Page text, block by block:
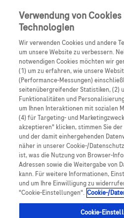
Skip to main content
Produkte
Es tut uns leid, aber es gibt keine
Über Roche
Impressum
Rechtliche Hinweise
Datenschutz
Cookie-Einstellungen
Verwendung von
Technologien
Wir verwenden Cookies und andere
um unsere Website zu verbessern.
notwendigen Cookies möchten wir
(1) um zu erfahren, wie unsere
(Performance-Messungen)
seitenübergreifender Statistiken, (2)
Funktionalitäten und
um Ihnen Interaktionen mit sozialen
(4) für Targeting- und
akzeptieren" klicken, stimmen Sie
und der damit einhergehenden
näher in unserer Cookie-/
ist, was die Nutzung von Browser-
Adressen sowie die Weitergabe von
kann. Für weitere Informationen,
und um Ihre Einwilligung zu
"Cookie-Einstellungen". Cookie-/
Cookie-